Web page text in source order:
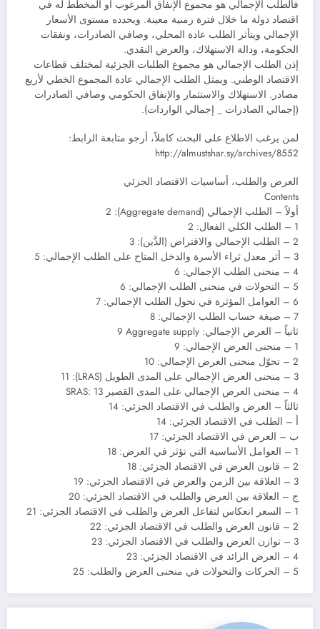
فالطلب الإجمالي هو مجموع الإنفاق المرغوب أو المخطط له في
اقتصاد دولة ما خلال فترة زمنية معينة. ويحدده مستوى الأسعار
الإجمالي ويتأثر الطلب عادة المحلي، وصافي الصادرات، ونفقات
الحكومة، ودالة الاستهلاك، والعرض النقدي.
إذن الطلب الإجمالي هو مجموع الطلبات الجزئية لمختلف قطاعات
الاقتصاد الوطني. ويمثل الطلب الإجمالي عادة المجموع الخطي لأربع
مصادر. الاستهلاك والاستثمار والإنفاق الحكومي وصافي الصادرات
(إجمالي الصادرات _ إجمالي الواردات).
لمن يرغب الاطلاع على البحث كاملاً، أرجو متابعة الرابط:
http://almustshar.sy/archives/8552
العرض والطلب، أساسيات الاقتصاد الجزئي
Contents
أولاً – الطلب الإجمالي (Aggregate demand)‏: 2
1 – الطلب الكلي الفعال: 2
2 – الطلب الإجمالي والاقتراض (الدَّين): 3
3 – أثر معدل ثراء الأسرة والدخل المتاح على الطلب الإجمالي: 5
4 – منحنى الطلب الإجمالي: 6
5 – التحولات في منحنى الطلب الإجمالي: 6
6 – العوامل المؤثرة في تحول الطلب الإجمالي: 7
7 – صيغة حساب الطلب الإجمالي: 8
ثانياً – العرض الإجمالي: Aggregate supply‏ 9
1 – منحنى العرض الإجمالي: 9
2 – تحوّل منحنى العرض الإجمالي: 10
3 – منحنى العرض الإجمالي على المدى الطويل (LRAS): 11
4 – منحنى العرض الإجمالي على المدى القصير SRAS: 13
ثالثاً – العرض والطلب في الاقتصاد الجزئي: 14
أ – الطلب في الاقتصاد الجزئي: 14
ب – العرض في الاقتصاد الجزئي: 17
1 – العوامل الأساسية التي تؤثر في العرض: 18
2 – قانون العرض في الاقتصاد الجزئي: 18
3 – العلاقة بين الزمن والعرض في الاقتصاد الجزئي: 19
ج – العلاقة بين العرض والطلب في الاقتصاد الجزئي: 20
1 – السعر انعكاس لتفاعل العرض والطلب في الاقتصاد الجزئي: 21
2 – قانون العرض والطلب في الاقتصاد الجزئي: 22
3 – توازن العرض والطلب في الاقتصاد الجزئي: 23
4 – العرض الزائد في الاقتصاد الجزئي: 23
5 – الحركات والتحولات في منحنى العرض والطلب: 25